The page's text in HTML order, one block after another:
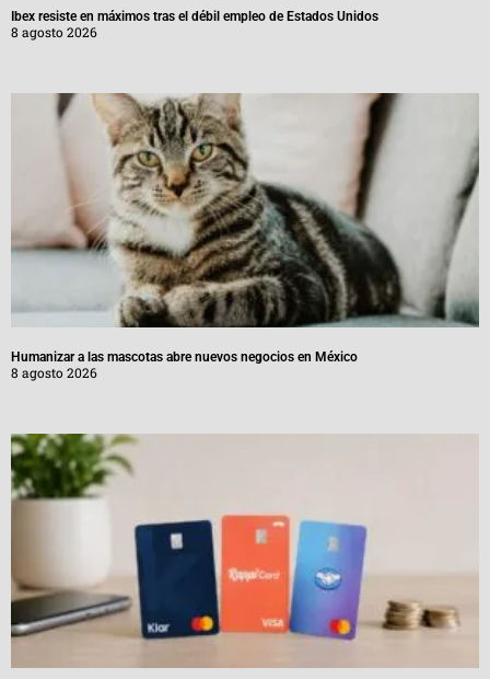
Ibex resiste en máximos tras el débil empleo de Estados Unidos
8 agosto 2026
Humanizar a las mascotas abre nuevos negocios en México
8 agosto 2026